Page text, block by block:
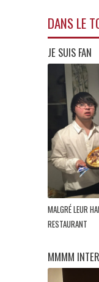
DANS LE
JE SUIS FAN
MALGRÉ LEUR
RESTAURANT
MMMM